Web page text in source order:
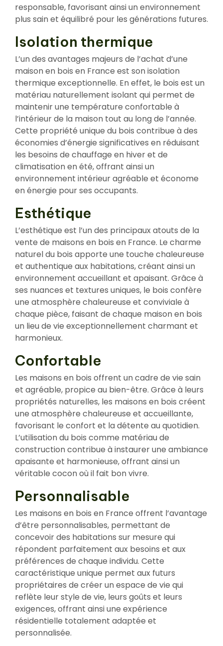
responsable, favorisant ainsi un environnement
plus sain et équilibré pour les générations futures.
Isolation thermique
L’un des avantages majeurs de l’achat d’une
maison en bois en France est son isolation
thermique exceptionnelle. En effet, le bois est un
matériau naturellement isolant qui permet de
maintenir une température confortable à
l’intérieur de la maison tout au long de l’année.
Cette propriété unique du bois contribue à des
économies d’énergie significatives en réduisant
les besoins de chauffage en hiver et de
climatisation en été, offrant ainsi un
environnement intérieur agréable et économe
en énergie pour ses occupants.
Esthétique
L’esthétique est l’un des principaux atouts de la
vente de maisons en bois en France. Le charme
naturel du bois apporte une touche chaleureuse
et authentique aux habitations, créant ainsi un
environnement accueillant et apaisant. Grâce à
ses nuances et textures uniques, le bois confère
une atmosphère chaleureuse et conviviale à
chaque pièce, faisant de chaque maison en bois
un lieu de vie exceptionnellement charmant et
harmonieux.
Confortable
Les maisons en bois offrent un cadre de vie sain
et agréable, propice au bien-être. Grâce à leurs
propriétés naturelles, les maisons en bois créent
une atmosphère chaleureuse et accueillante,
favorisant le confort et la détente au quotidien.
L’utilisation du bois comme matériau de
construction contribue à instaurer une ambiance
apaisante et harmonieuse, offrant ainsi un
véritable cocon où il fait bon vivre.
Personnalisable
Les maisons en bois en France offrent l’avantage
d’être personnalisables, permettant de
concevoir des habitations sur mesure qui
répondent parfaitement aux besoins et aux
préférences de chaque individu. Cette
caractéristique unique permet aux futurs
propriétaires de créer un espace de vie qui
reflète leur style de vie, leurs goûts et leurs
exigences, offrant ainsi une expérience
résidentielle totalement adaptée et
personnalisée.